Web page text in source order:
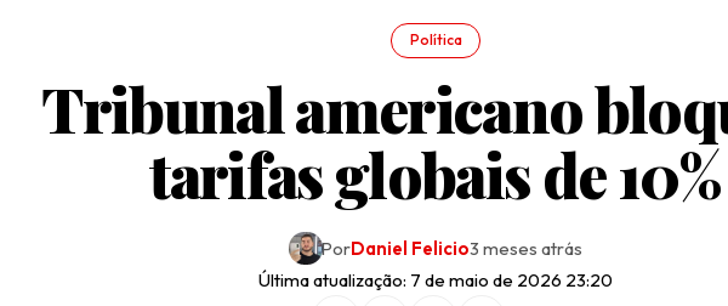
Política
Tribunal americano
tarifas globais de 10%
Última atualização: 7 de maio de 2026 23:20
PorDaniel Felicio3 meses atrás